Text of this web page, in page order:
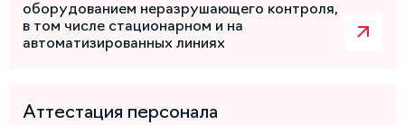
оборудованием неразрушающего контроля,
в том числе стационарном и на
автоматизированных линиях
Аттестация персонала